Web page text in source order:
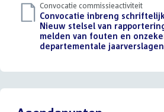
Convocatie commissieactiviteit
Download
bestand:
Convocatie inbreng
Nieuw stelsel van
melden van fouten en
departementale jaarverslagen